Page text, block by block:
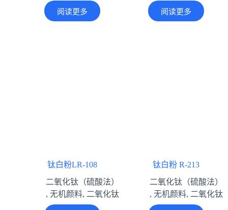
阅读更多 阅读更多
钛白粉LR-108
二氧化钛（硫酸法）
, 无机颜料, 二氧化钛
钛白粉 R-213
二氧化钛（硫酸法）
, 无机颜料, 二氧化钛